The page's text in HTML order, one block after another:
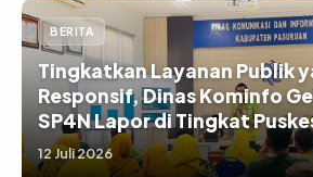
BERITA
Tingkatkan Layanan Publik
Responsif, Dinas Kominfo
SP4N Lapor di Tingkat
serta SD/SMP di Kabupaten
12 Juli 2026